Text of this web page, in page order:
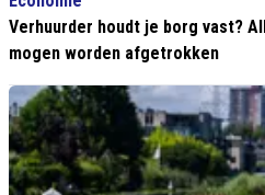
Verhuurder houdt je borg vast?
mogen worden afgetrokken